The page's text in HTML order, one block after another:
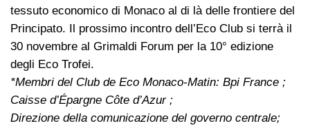
tessuto economico di Monaco al di là delle frontiere del
Principato. Il prossimo incontro dell’Eco Club si terrà il
30 novembre al Grimaldi Forum per la 10° edizione
degli Eco Trofei.
*Membri del Club de Eco Monaco-Matin: Bpi France ;
Caisse d’Épargne Côte d’Azur ;
Direzione della comunicazione del governo centrale;